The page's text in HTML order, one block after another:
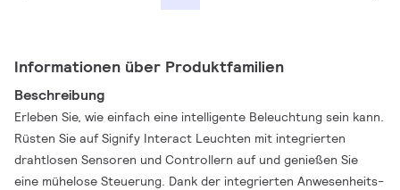
Informationen über Produktfamilien
Beschreibung
Erleben Sie, wie einfach eine intelligente Beleuchtung sein kann.
Rüsten Sie auf Signify Interact Leuchten mit integrierten
drahtlosen Sensoren und Controllern auf und genießen Sie
eine mühelose Steuerung. Dank der integrierten Anwesenheits-